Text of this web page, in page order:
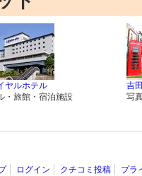
ヤルホテル
・旅館・宿泊施設
吉
写
ログイン クチコミ投稿 プラ